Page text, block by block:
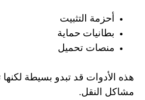
أحزمة التثبيت
بطانيات حماية
منصات تحميل
هذه الأدوات قد تبدو بسيطة
مشاكل النقل.